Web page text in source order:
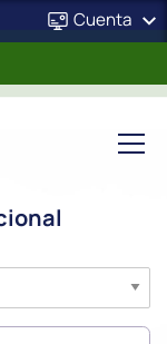
Cuenta